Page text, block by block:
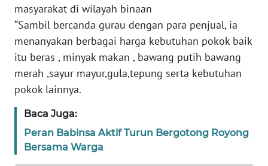
masyarakat di wilayah binaan
“Sambil bercanda gurau dengan para penjual, ia
menanyakan berbagai harga kebutuhan pokok baik
itu beras , minyak makan , bawang putih bawang
merah ,sayur mayur,gula,tepung serta kebutuhan
pokok lainnya.
Baca Juga:
Peran Babinsa Aktif Turun Bergotong Royong
Bersama Warga
WN
SUMUT
WN
JAKARTA
JABAR
WN